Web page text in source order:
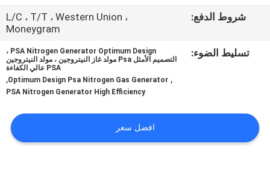
اطلب
عرض
شروط الدفع:
L/C ، T/T ، Western Union ،
Moneygram
تسليط الضوء:
PSA Nitrogen Generator Optimum Design ،
التصميم الأمثل Psa مولد غاز النيتروجين ، مولد النيتروجين
PSA عالي الكفاءة
,
Optimum Design Psa Nitrogen Gas Generator
,
PSA Nitrogen Generator High Efficiency
افضل سعر